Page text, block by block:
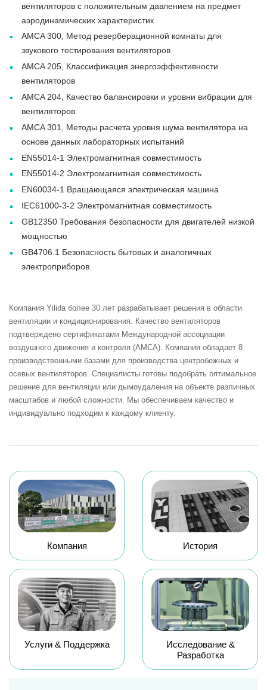
вентиляторов с положительным давлением на предмет
аэродинамических характеристик
AMCA 300, Метод реверберационной комнаты для
звукового тестирования вентиляторов
AMCA 205, Классификация энергоэффективности
вентиляторов
AMCA 204, Качество балансировки и уровни вибрации для
вентиляторов
AMCA 301, Методы расчета уровня шума вентилятора на
основе данных лабораторных испытаний
EN55014-1 Электромагнитная совместимость
EN55014-2 Электромагнитная совместимость
EN60034-1 Вращающаяся электрическая машина
IEC61000-3-2 Электромагнитная совместимость
GB12350 Требования безопасности для двигателей низкой
мощностью
GB4706.1 Безопасность бытовых и аналогичных
электроприборов
Компания Yilida более 30 лет разрабатывает решения в области
вентиляции и кондиционирования. Качество вентиляторов
подтверждено сертификатами Международной ассоциации
воздушного движения и контроля (AMCA). Компания обладает 8
производственными базами для производства центробежных и
осевых вентиляторов. Специалисты готовы подобрать оптимальное
решение для вентиляции или дымоудаления на объекте различных
масштабов и любой сложности. Мы обеспечиваем качество и
индивидуально подходим к каждому клиенту.
Компания История
Услуги & Поддержка
Исследование &
Разработка